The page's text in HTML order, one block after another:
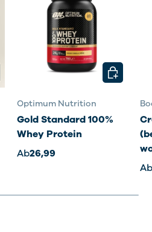
AUSWÄHLEN
Optimum Nutrition
Gold Standard 100%
Whey Protein
Ab26,99
Ab